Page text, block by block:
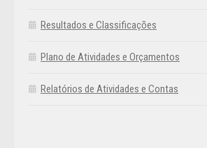
Resultados e Classificações
Plano de Atividades e Orçamentos
Relatórios de Atividades e Contas